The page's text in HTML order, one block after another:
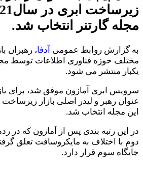
مجله گارتنر انتخاب شد.
به گزارش روابط عمومی آدفا، رهبران
مختلف حوزه فناوری اطلاعات توسط
یکبار منتشر می شود.
سرویس ابری آمازون موفق شد، برای
عنوان رهبر و لیدر اصلی بازار
این مجله انتخاب شد.
در این رتبه بندی پس از آمازون که در
دوم با اختلاف به مایکروسافت تعلق
جایگاه سوم قرار دارد.